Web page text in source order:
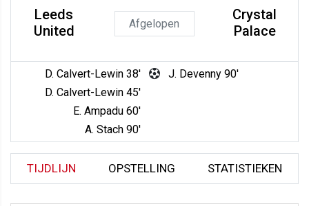
Leeds
United
Afgelopen
Crystal
Palace
D. Calvert-Lewin 38'
D. Calvert-Lewin 45'
E. Ampadu 60'
A. Stach 90'
J. Devenny 90'
TIJDLIJN OPSTELLING STATISTIEKEN